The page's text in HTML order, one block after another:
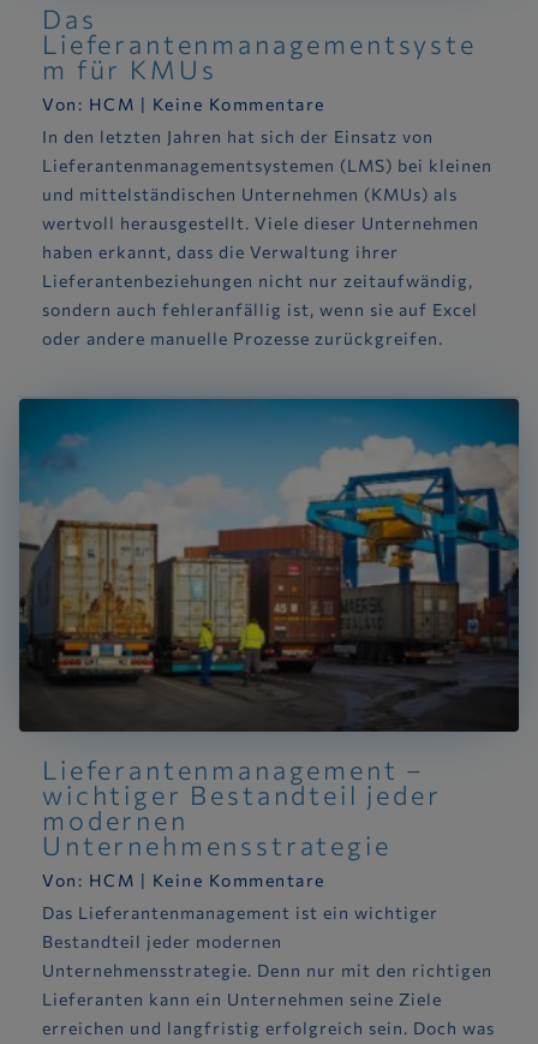
Das
Lieferantenmanagementsyste
m für KMUs
Von: HCM | Keine Kommentare
In den letzten Jahren hat sich der Einsatz von
Lieferantenmanagementsystemen (LMS) bei kleinen
und mittelständischen Unternehmen (KMUs) als
wertvoll herausgestellt. Viele dieser Unternehmen
haben erkannt, dass die Verwaltung ihrer
Lieferantenbeziehungen nicht nur zeitaufwändig,
sondern auch fehleranfällig ist, wenn sie auf Excel
oder andere manuelle Prozesse zurückgreifen.
Lieferantenmanagement –
wichtiger Bestandteil jeder
modernen
Unternehmensstrategie
Von: HCM | Keine Kommentare
Das Lieferantenmanagement ist ein wichtiger
Bestandteil jeder modernen
Unternehmensstrategie. Denn nur mit den richtigen
Lieferanten kann ein Unternehmen seine Ziele
erreichen und langfristig erfolgreich sein. Doch was